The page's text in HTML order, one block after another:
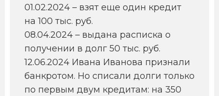
01.02.2024 – взят еще один кредит
на 100 тыс. руб.
08.04.2024 – выдана расписка о
получении в долг 50 тыс. руб.
12.06.2024 Ивана Иванова признали
банкротом. Но списали долги только
по первым двум кредитам: на 350